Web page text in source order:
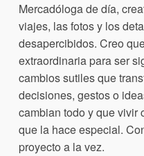
Mercadóloga de día,
viajes, las fotos y los
desapercibidos. Creo
extraordinaria para ser
cambios sutiles que
decisiones, gestos o
cambian todo y que vivir
que la hace especial.
proyecto a la vez.